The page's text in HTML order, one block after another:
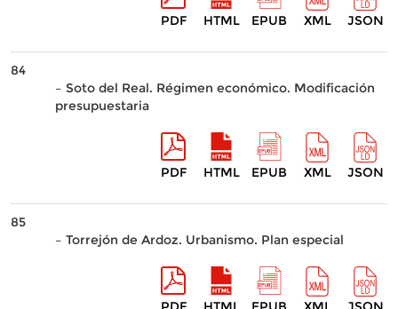
PDF HTML EPUB XML JSON
84
– Soto del Real. Régimen económico. Modificación
presupuestaria
PDF HTML EPUB XML JSON
85
– Torrejón de Ardoz. Urbanismo. Plan especial